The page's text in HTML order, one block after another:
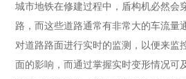
城市地铁在修建过程中，盾构机必然会
路，而这些道路通常有非常大的车流量
对道路路面进行实时的监测，以便来监
面的影响，而通过掌握实时变形情况可